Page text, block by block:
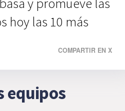
hoy las 10 más
COMPARTIR EN X
equipos